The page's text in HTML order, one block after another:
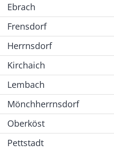
Ebrach
Frensdorf
Herrnsdorf
Kirchaich
Lembach
Mönchherrnsdorf
Oberköst
Pettstadt